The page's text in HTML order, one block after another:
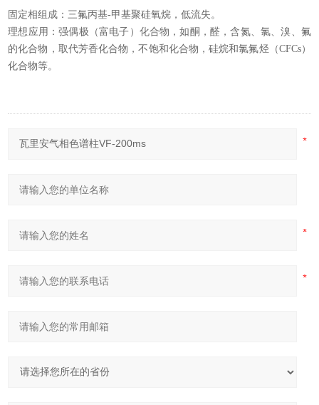
固定相组成：三氟丙基-甲基聚硅氧烷，低流失。
理想应用：强偶极（富电子）化合物，如酮，醛，含氮、氯、溴、氟
的化合物，取代芳香化合物，不饱和化合物，硅烷和氯氟烃（CFCs）
化合物等。